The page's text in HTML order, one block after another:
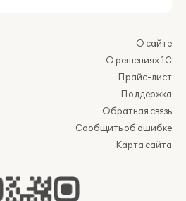
О сайте
О решениях 1С
Прайс-лист
Поддержка
Обратная связь
Сообщить об ошибке
Карта сайта